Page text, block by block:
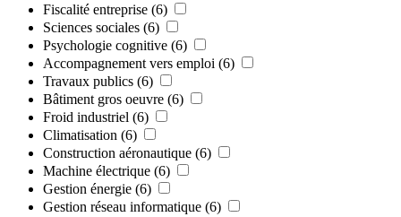
Fiscalité entreprise (6)
Sciences sociales (6)
Psychologie cognitive (6)
Accompagnement vers emploi (6)
Travaux publics (6)
Bâtiment gros oeuvre (6)
Froid industriel (6)
Climatisation (6)
Construction aéronautique (6)
Machine électrique (6)
Gestion énergie (6)
Gestion réseau informatique (6)